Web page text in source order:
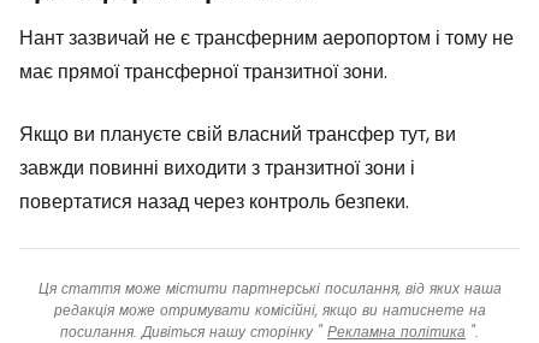
Нант зазвичай не є трансферним аеропортом і тому не
має прямої трансферної транзитної зони.
Якщо ви плануєте свій власний трансфер тут, ви
завжди повинні виходити з транзитної зони і
повертатися назад через контроль безпеки.
Ця стаття може містити партнерські посилання, від яких наша
редакція може отримувати комісійні, якщо ви натиснете на
посилання. Дивіться нашу сторінку " Рекламна політика ".